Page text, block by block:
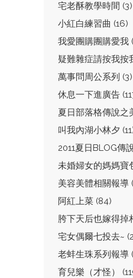
宅老酥教學時間 (3)
小紅白練習曲 (16)
我愛團購團購愛我
疑難雜症請按我按
萬事問周公系列 (3)
休息一下進廣告
夏日部落格傳說之
叫我內湖小林夕
2011夏日BLOG傳
未婚婦女的媽媽寶
美容美體相關報導
阿紅上菜 (84)
胯下天后也嫁得掉
宅女偶爾七投去~
老蚌生珠系列報導
育兒樂（才怪）